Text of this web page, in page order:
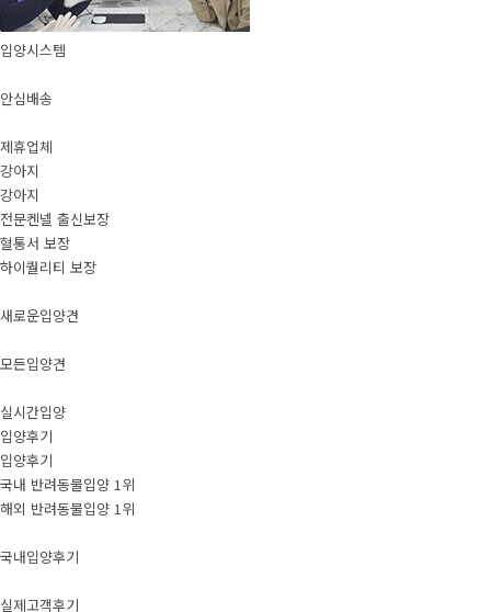
입양시스템
안심배송
제휴업체
강아지
강아지
전문켄넬 출신보장
혈통서 보장
하이퀄리티 보장
새로운입양견
모든입양견
실시간입양
입양후기
입양후기
국내 반려동물입양 1위
해외 반려동물입양 1위
국내입양후기
실제고객후기